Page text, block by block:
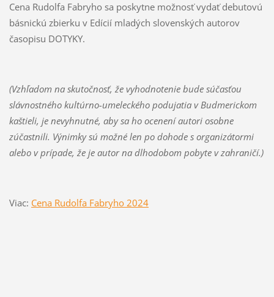
Cena Rudolfa Fabryho sa poskytne možnosť vydať debutovú
básnickú zbierku v Edícií mladých slovenských autorov
časopisu DOTYKY.
(Vzhľadom na skutočnosť, že vyhodnotenie bude súčasťou
slávnostného kultúrno-umeleckého podujatia v Budmerickom
kaštieli, je nevyhnutné, aby sa ho ocenení autori osobne
zúčastnili. Výnimky sú možné len po dohode s organizátormi
alebo v prípade, že je autor na dlhodobom pobyte v zahraničí.)
Viac: Cena Rudolfa Fabryho 2024